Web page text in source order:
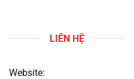
LIÊN HỆ
Website: